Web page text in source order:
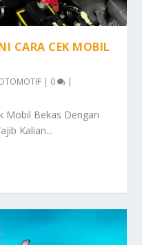
CARA CEK MOBIL
| 0 |
Mobil Bekas Dengan
Kalian...